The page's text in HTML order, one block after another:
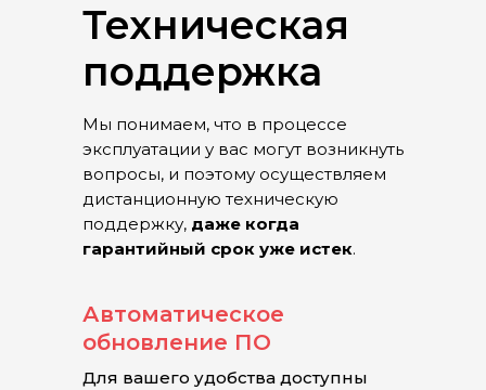
Техническая
поддержка
Мы понимаем, что в процессе
эксплуатации у вас могут возникнуть
вопросы, и поэтому осуществляем
дистанционную техническую
поддержку, даже когда
гарантийный срок уже истек.
Для вашего удобства доступны
Автоматическое
обновление ПО